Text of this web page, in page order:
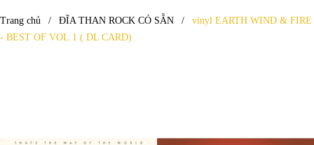
Trang chủ / ĐĨA THAN ROCK CÓ SẴN /
vinyl EARTH WIND & FIRE
- BEST OF VOL.1 ( DL CARD)